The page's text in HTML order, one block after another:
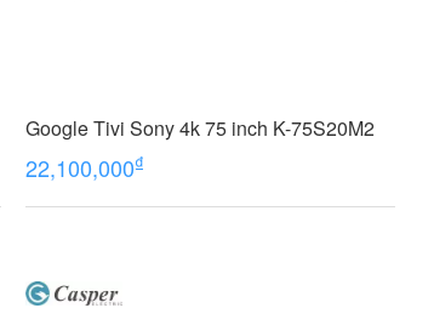
Google Tivi Sony 4k 75 inch K-75S20M2
22,100,000₫